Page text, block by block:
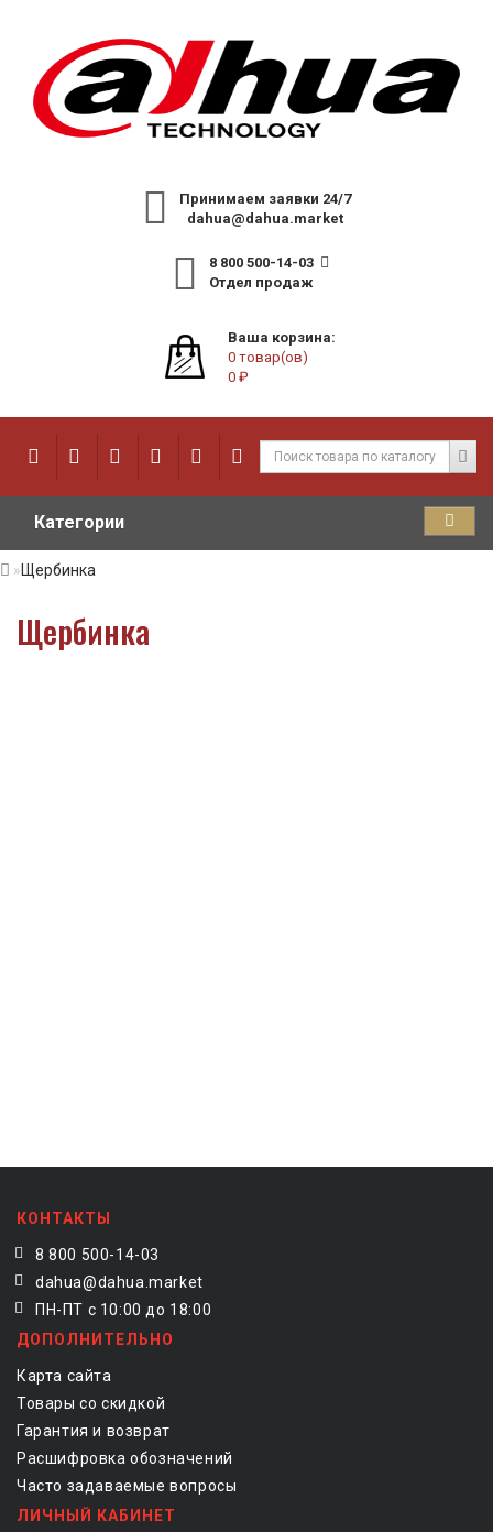
Принимаем заявки 24/7
dahua@dahua.market
8 800 500-14-03
Отдел продаж
Ваша корзина:
0 товар(ов)
0 ₽
Категории
Щербинка
Щербинка
КОНТАКТЫ
8 800 500-14-03
dahua@dahua.market
ПН-ПТ с 10:00 до 18:00
ДОПОЛНИТЕЛЬНО
Карта сайта
Товары со скидкой
Гарантия и возврат
Расшифровка обозначений
Часто задаваемые вопросы
ЛИЧНЫЙ КАБИНЕТ